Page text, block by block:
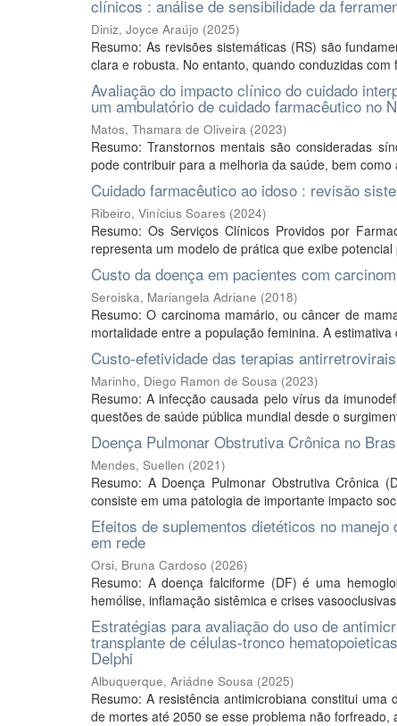
clínicos : análise de sensibilidade da
Diniz, Joyce Araújo (2025)
Resumo: As revisões sistemáticas (RS) são
clara e robusta. No entanto, quando conduzidas
Avaliação do impacto clínico do cuidado
um ambulatório de cuidado farmacêutico no
Matos, Thamara de Oliveira (2023)
Resumo: Transtornos mentais são consideradas
pode contribuir para a melhoria da saúde, bem
Cuidado farmacêutico ao idoso : revisão
Ribeiro, Vinícius Soares (2024)
Resumo: Os Serviços Clínicos Providos por
representa um modelo de prática que exibe
Custo da doença em pacientes com
Seroiska, Mariangela Adriane (2018)
Resumo: O carcinoma mamário, ou câncer de
mortalidade entre a população feminina. A
Custo-efetividade das terapias
Marinho, Diego Ramon de Sousa (2023)
Resumo: A infecção causada pelo vírus da
questões de saúde pública mundial desde o
Doença Pulmonar Obstrutiva Crônica no
Mendes, Suellen (2021)
Resumo: A Doença Pulmonar Obstrutiva Crônica
consiste em uma patologia de importante impacto
Efeitos de suplementos dietéticos no
em rede
Orsi, Bruna Cardoso (2026)
Resumo: A doença falciforme (DF) é uma
hemólise, inflamação sistêmica e crises
Estratégias para avaliação do uso de
transplante de células-tronco
Delphi
Albuquerque, Ariádne Sousa (2025)
Resumo: A resistência antimicrobiana constitui
de mortes até 2050 se esse problema não